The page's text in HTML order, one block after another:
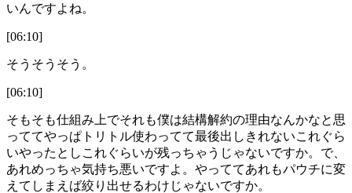
いんですよね。
[06:10]
そうそうそう。
[06:10]
そもそも仕組み上でそれも僕は結構解約の理由なんかなと思
っててやっぱトリトル使わってて最後出しきれないこれぐら
いやったとしこれぐらいが残っちゃうじゃないですか。で、
あれめっちゃ気持ち悪いですよ。やっててあれもパウチに変
えてしまえば絞り出せるわけじゃないですか。